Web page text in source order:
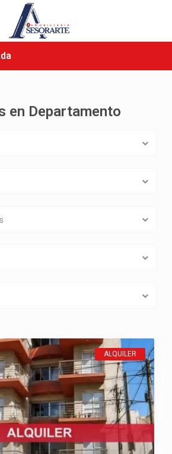
en Departamento
ALQUILER